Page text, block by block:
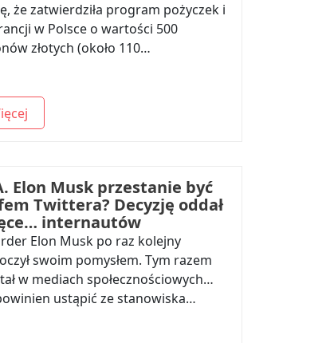
że zatwierdziła program pożyczek i
w Polsce o wartości 500
złotych (około 110…
Elon Musk przestanie być
Twittera? Decyzję oddał
internautów
Elon Musk po raz kolejny
swoim pomysłem. Tym razem
w mediach społecznościowych…
ustąpić ze stanowiska…